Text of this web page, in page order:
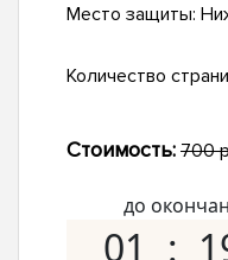
Место защиты:
Количество
Стоимость: 700
до
01